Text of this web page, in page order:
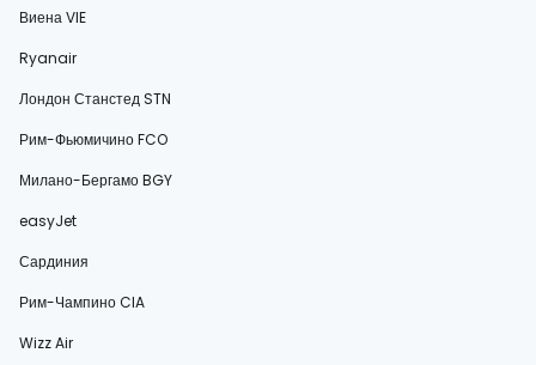
Виена VIE
Ryanair
Лондон Станстед STN
Рим-Фьюмичино FCO
Милано-Бергамо BGY
easyJet
Сардиния
Рим-Чампино CIA
Wizz Air